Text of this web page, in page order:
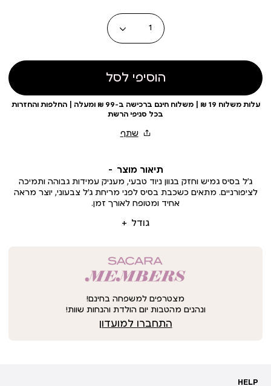
כמות
הוסיפי לסל
עלות משלוח 19 ₪ | משלוח חינם ברכישה ב-99 ₪ ומעלה | החלפות והחזרות
בכל סניפי הרשת
תיאור מוצר
גודל
ג’ל בסיס גמיש וחזק בגוון ניוד טבעי, מעניק עמידות גבוהה ותמיכה
לציפורניים. מתאים כשכבת בסיס לפני מריחת ג’ל צבעוני, יוצר מראה
אחיד ומטופח לאורך זמן.
מצטרפים למשפחה בחינם!
ונהנים מהטבות יום הולדת והנחות שוות!
התחברו למועדון
HELP
HELP